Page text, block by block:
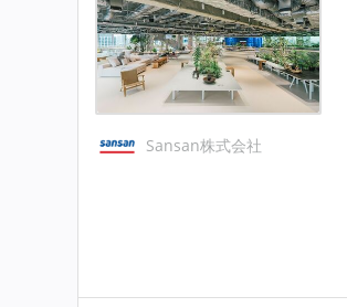
Sansan株式会社